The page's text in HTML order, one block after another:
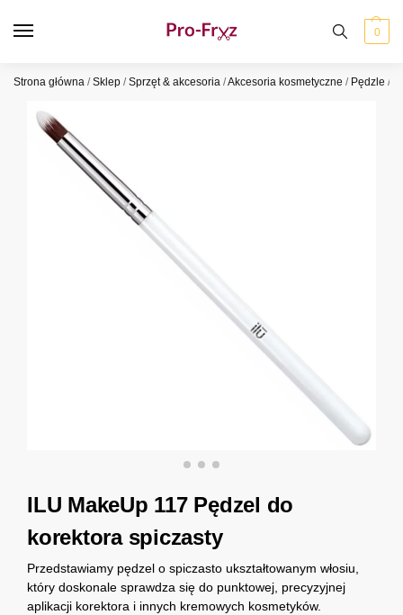
0
Strona główna /Sklep /Sprzęt & akcesoria /Akcesoria kosmetyczne / Pędzle /
ILU MakeUp 117 Pędzel do
korektora spiczasty
Przedstawiamy pędzel o spiczasto ukształtowanym włosiu,
który doskonale sprawdza się do punktowej, precyzyjnej
aplikacji korektora i innych kremowych kosmetyków.